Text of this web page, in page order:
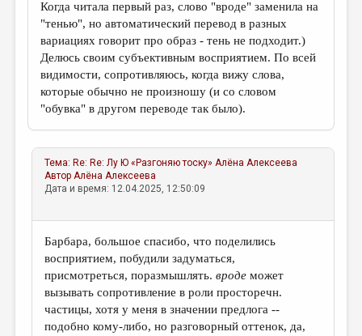
Когда читала первый раз, слово "вроде" заменила на
"тенью", но автоматический перевод в разных
вариациях говорит про образ - тень не подходит.)
Делюсь своим субъективным восприятием. По всей
видимости, сопротивляюсь, когда вижу слова,
которые обычно не произношу (и со словом
"обувка" в другом переводе так было).
Тема: Re: Re: Лу Ю «Разгоняю тоску» Алёна Алексеева
АвторАлёна Алексеева
Дата и время: 12.04.2025, 12:50:09
Барбара, большое спасибо, что поделились
восприятием, побудили задуматься,
присмотреться, поразмышлять.вроде может
вызывать сопротивление в роли просторечн.
частицы, хотя у меня в значении предлога --
подобно кому-либо, но разговорный оттенок, да,